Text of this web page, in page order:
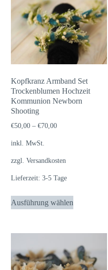
Varianten
auf.
Die
Optionen
können
der
Produktseite
Kopfkranz Armband Set
Trockenblumen Hochzeit
Kommunion Newborn
Shooting
€50,00 –€70,00
inkl. MwSt.
zzgl.Versandkosten
Lieferzeit:3-5 Tage
Ausführung wählen
Dieses
Produkt
mehrere
Varianten
auf.